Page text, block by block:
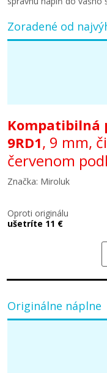
Zoradené od
Kompatibilná
9RD1, 9 mm,
červenom
Značka: Miroluk
Oproti originálu
ušetríte 11 €
Originálne náplne